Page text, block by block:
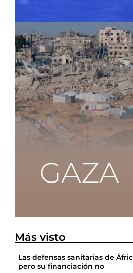
Más visto
Las defensas sanitarias de
pero su financiación no